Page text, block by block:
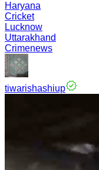
Haryana
Cricket
Lucknow
Uttarakhand
Crimenews
tiwarishashiup